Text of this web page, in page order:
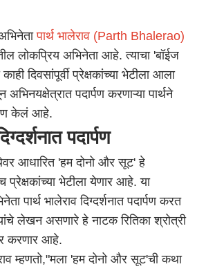
पार्थ भालेराव (Parth Bhalerao)
लोकप्रिय अभिनेता आहे. त्याचा 'बॉईज
दिवसांपूर्वी प्रेक्षकांच्या भेटीला आला
पदार्पण करणाऱ्या पार्थने
केलं आहे.
पदार्पण
आधारित 'हम दोनो और सूट' हे
भेटीला येणार आहे. या
पार्थ भालेराव दिग्दर्शनात पदार्पण करत
लेखन असणारे हे नाटक रितिका श्रोत्री
करणार आहे.
म्हणतो,"मला 'हम दोनो और सूट'ची कथा